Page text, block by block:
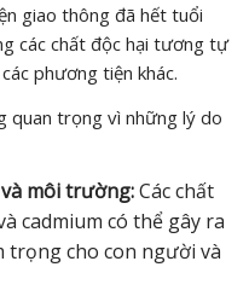
giao thông đã hết tuổi
các chất độc hại tương tự
phương tiện khác.
quan trọng vì những lý do
môi trường:Các chất
cadmium có thể gây ra
trọng cho con người và